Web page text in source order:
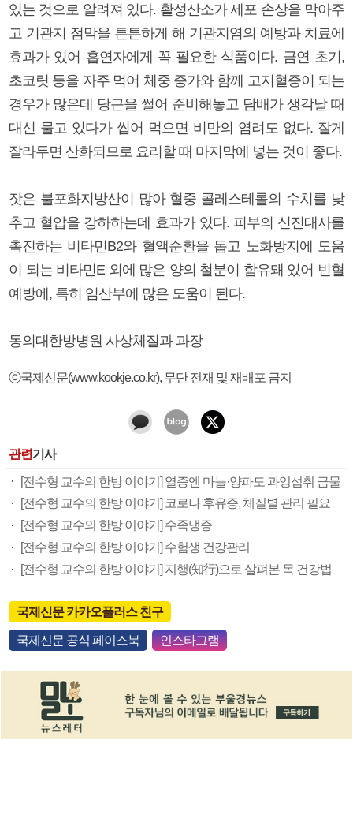
있는 것으로 알려져 있다. 활성산소가 세포 손상을 막아주
고 기관지 점막을 튼튼하게 해 기관지염의 예방과 치료에
효과가 있어 흡연자에게 꼭 필요한 식품이다. 금연 초기,
초코릿 등을 자주 먹어 체중 증가와 함께 고지혈증이 되는
경우가 많은데 당근을 썰어 준비해놓고 담배가 생각날 때
대신 물고 있다가 씹어 먹으면 비만의 염려도 없다. 잘게
잘라두면 산화되므로 요리할 때 마지막에 넣는 것이 좋다.
잣은 불포화지방산이 많아 혈중 콜레스테롤의 수치를 낮
추고 혈압을 강하하는데 효과가 있다. 피부의 신진대사를
촉진하는 비타민B2와 혈액순환을 돕고 노화방지에 도움
이 되는 비타민E 외에 많은 양의 철분이 함유돼 있어 빈혈
예방에, 특히 임산부에 많은 도움이 된다.
동의대한방병원 사상체질과 과장
ⓒ국제신문(www.kookje.co.kr), 무단 전재 및 재배포 금지
관련기사
[전수형 교수의 한방 이야기] 열증엔 마늘·양파도 과잉섭취 금물
[전수형 교수의 한방 이야기] 코로나 후유증, 체질별 관리 필요
[전수형 교수의 한방 이야기] 수족냉증
[전수형 교수의 한방 이야기] 수험생 건강관리
[전수형 교수의 한방 이야기] 지행(知行)으로 살펴본 목 건강법
국제신문 카카오플러스 친구
국제신문 공식 페이스북 인스타그램